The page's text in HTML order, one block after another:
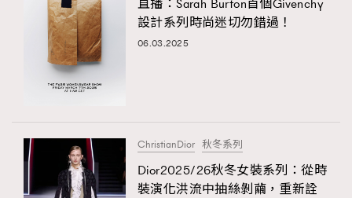
AFrenchMind
DressLikeAParisienne
EmpowerF
FashionWeek FigaroAesthetic
HommesFashion 2
HommeStyle
VAxChowSangSang
WatchesWonder&Beyond
WatchesWonder&Beyond 1
情侶談愛情
直播：Sarah Burton首個Givenchy
設計系列時尚迷切勿錯過！
06.03.2025
ChristianDior 秋冬系列
Dior2025/26秋冬女裝系列：從時
裝演化洪流中抽絲剝繭，重新詮